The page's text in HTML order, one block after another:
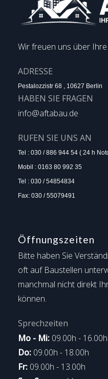
Wir freuen uns über
ADRESSE
Pestalozzistr 68 , 10627 Berlin
HABEN SIE FRAGEN
info@aftabau.de
RUFEN SIE UNS AN
Tel : 030 / 886 944 54 ( 24 h
Mobil : 0163 80 992 35
Tel : 030 / 54854834
Fax: 030 / 55079491
Öffnungszeiten
Bitte haben Sie
oft auf Baustellen
manchmal nicht direkt
können.
Sprechzeiten
Mo - Mi: 09.00h - 16.00h
Do: 09.00h - 18.00h
Fr: 09.00h - 13.00h